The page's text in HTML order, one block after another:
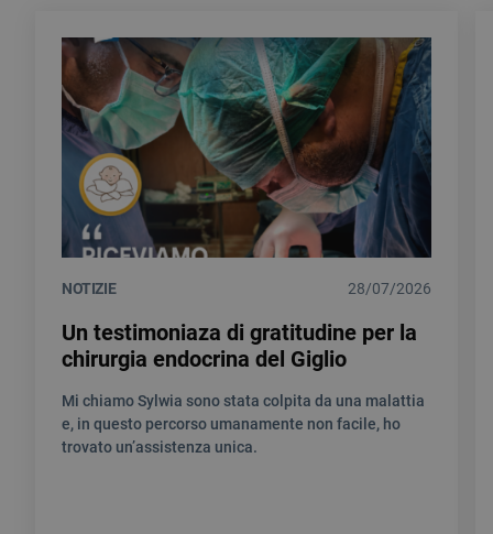
NOTIZIE 28/07/2026
Un testimoniaza di gratitudine per la
chirurgia endocrina del Giglio
Mi chiamo Sylwia sono stata colpita da una malattia
e, in questo percorso umanamente non facile, ho
trovato un’assistenza unica.